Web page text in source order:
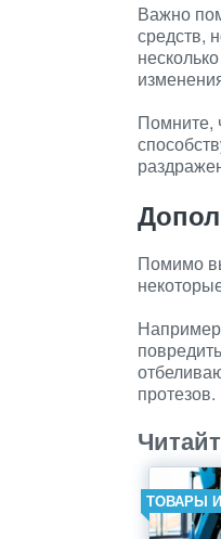
Важно
средств,
Помните,
Помимо
протезов.
ТОВАРЫ